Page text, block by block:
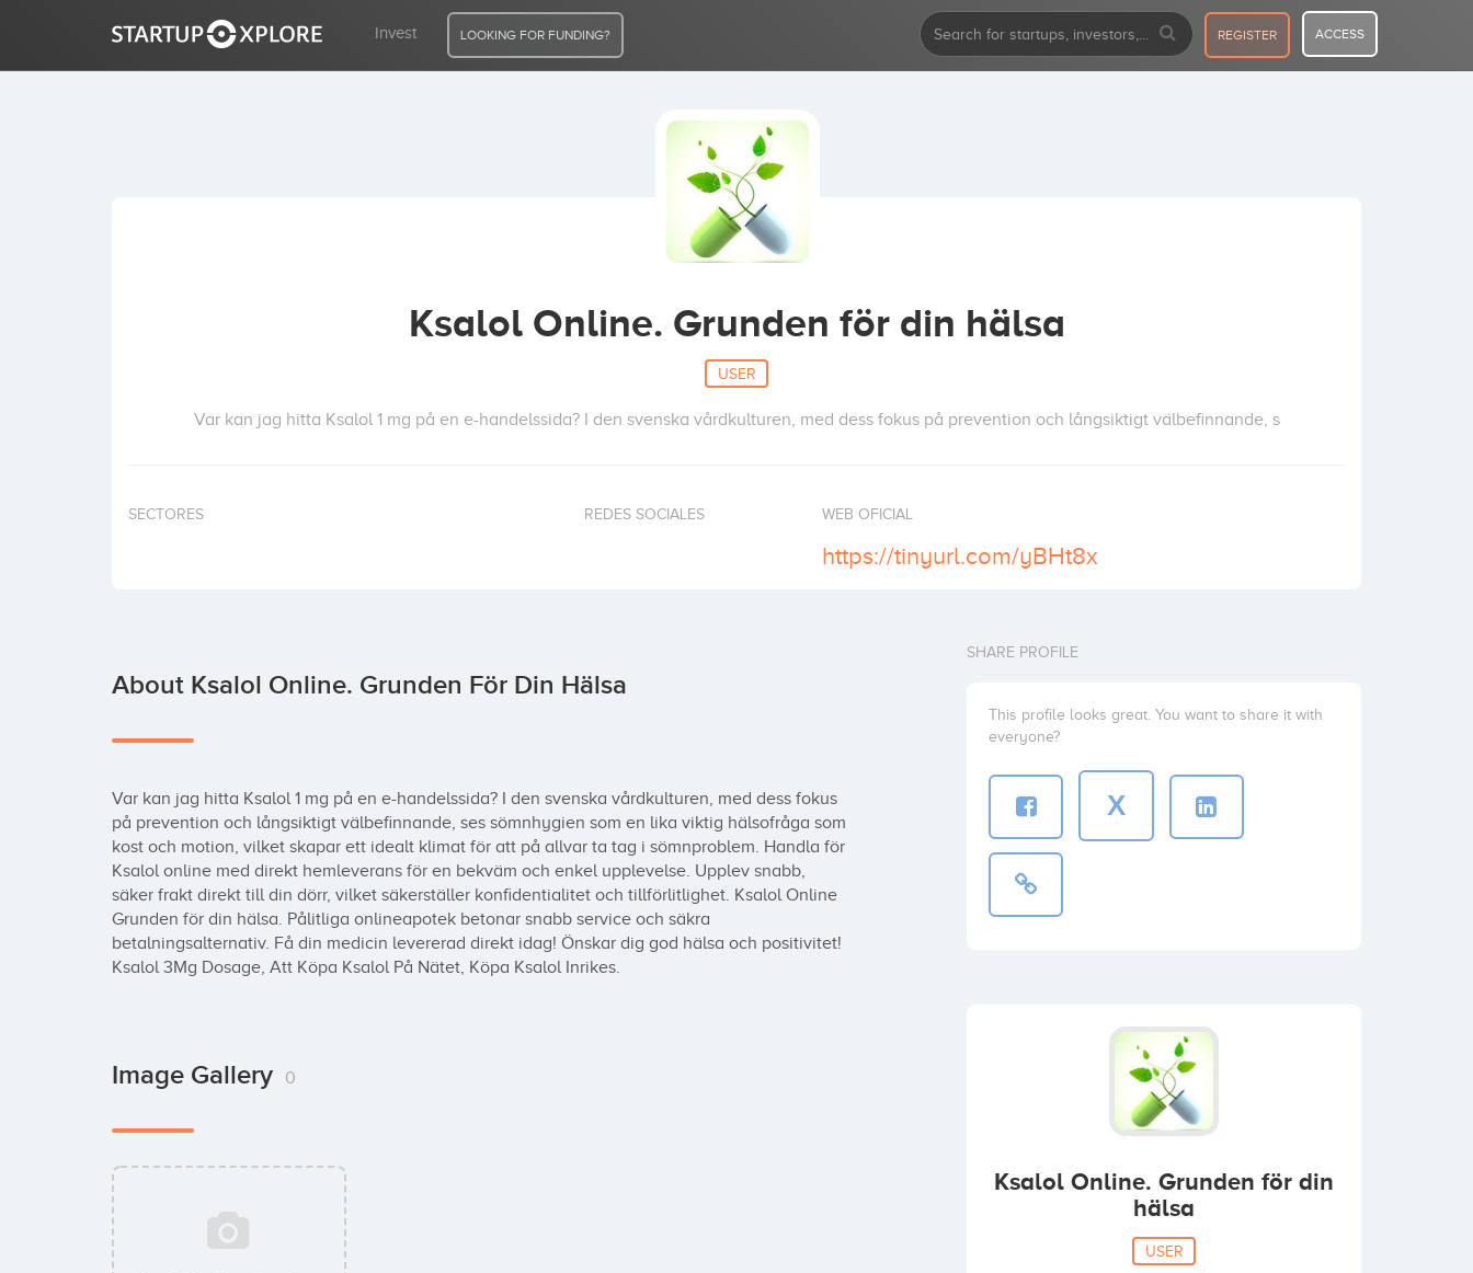
Invest LOOKING FOR FUNDING? REGISTER ACCESS
Ksalol Online. Grunden för din hälsa
USER
Var kan jag hitta Ksalol 1 mg på en e-handelssida? I den svenska vårdkulturen, med dess fokus på prevention och långsiktigt välbefinnande, s
SECTORES REDES SOCIALES WEB OFICIAL
https://tinyurl.com/yBHt8x
About Ksalol Online. Grunden För Din Hälsa
Var kan jag hitta Ksalol 1 mg på en e-handelssida? I den svenska vårdkulturen, med dess fokus
på prevention och långsiktigt välbefinnande, ses sömnhygien som en lika viktig hälsofråga som
kost och motion, vilket skapar ett idealt klimat för att på allvar ta tag i sömnproblem. Handla för
Ksalol online med direkt hemleverans för en bekväm och enkel upplevelse. Upplev snabb,
säker frakt direkt till din dörr, vilket säkerställer konfidentialitet och tillförlitlighet. Ksalol Online
Grunden för din hälsa. Pålitliga onlineapotek betonar snabb service och säkra
betalningsalternativ. Få din medicin levererad direkt idag! Önskar dig god hälsa och positivitet!
Ksalol 3Mg Dosage, Att Köpa Ksalol På Nätet, Köpa Ksalol Inrikes.
Image Gallery 0
SHARE PROFILE
This profile looks great. You want to share it with
everyone?
X
Ksalol Online. Grunden för din
hälsa
USER